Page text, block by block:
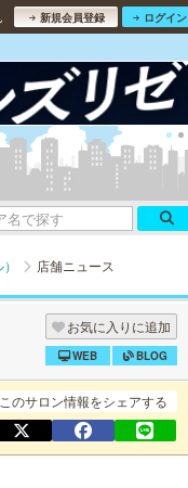
新規会員登録 ログイン
店舗ニュース
お気に入りに追加
WEB BLOG
このサロン情報をシェアする